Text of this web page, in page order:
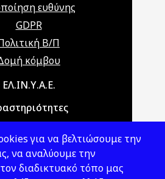
ευθύνης
GDPR
Β/Π
κόμβου
ΕΛ.ΙΝ.Υ.Α.Ε.
Νομοθεσία
Εκδόσεις
για να βελτιώσουμε την
να αναλύουμε την
διαδικτυακό τόπο μας